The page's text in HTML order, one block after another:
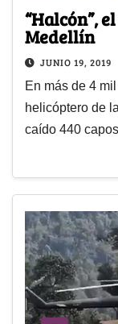
“Halcón”,
Medellín
JUNIO 19, 2019
En más de 4
helicóptero de
caído 440